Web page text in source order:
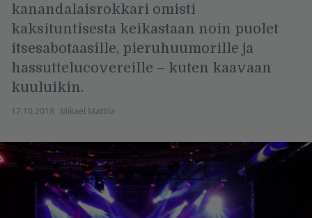
kanandalaisrokkari omisti
kaksituntisesta keikastaan noin puolet
itsesabotaasille, pieruhuumorille ja
hassuttelucovereille – kuten kaavaan
kuuluikin.
17.10.2018 Mikael Mattila